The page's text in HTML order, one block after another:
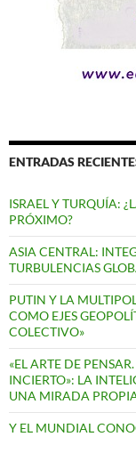
ENTRADAS
ISRAEL Y TURQUÍA:
PRÓXIMO?
ASIA CENTRAL:
TURBULENCIAS
PUTIN Y LA
COMO EJES
COLECTIVO»
«EL ARTE DE
INCIERTO»: LA
UNA MIRADA
Y EL MUNDIAL